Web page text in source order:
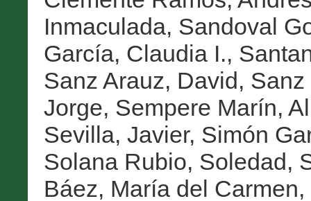
Inmaculada, Sandoval
García, Claudia I.,
Sanz Arauz, David, Sanz
Jorge, Sempere Marín,
Sevilla, Javier, Simón
Solana Rubio, Soledad,
Báez, María del Carmen,